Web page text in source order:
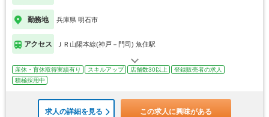
勤務地 兵庫県 明石市
アクセス ＪＲ山陽本線(神戸－門司) 魚住駅
産休・育休取得実績有り スキルアップ 店舗数30以上
登録販売者の求人
積極採用中
求人の詳細を見る この求人に興味がある